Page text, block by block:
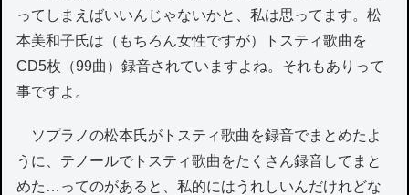
ってしまえばいいんじゃないかと、私は思ってます。松
本美和子氏は（もちろん女性ですが）トスティ歌曲を
CD5枚（99曲）録音されていますよね。それもありって
事ですよ。
ソプラノの松本氏がトスティ歌曲を録音でまとめたよ
うに、テノールでトスティ歌曲をたくさん録音してまと
めた…ってのがあると、私的にはうれしいんだけれどな